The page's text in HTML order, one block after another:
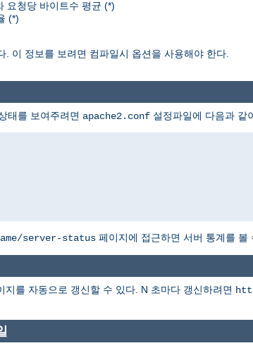
요청당 바이트수 평균 (*)
(*)
이 정보를 보려면 컴파일시 옵션을 사용해야 한다.
태를 보여주려면 apache2.conf 설정파일에 다음과 같
server-status 페이지에 접근하면 서버 통계를 볼
를 자동으로 갱신할 수 있다. N 초마다 갱신하려면